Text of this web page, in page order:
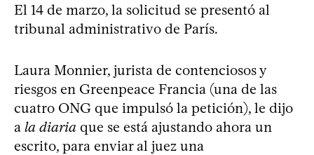
El 14 de marzo, la solicitud se presentó al
tribunal administrativo de París.
Laura Monnier, jurista de contenciosos y
riesgos en Greenpeace Francia (una de las
cuatro ONG que impulsó la petición), le dijo
a la diaria que se está ajustando ahora un
escrito, para enviar al juez una